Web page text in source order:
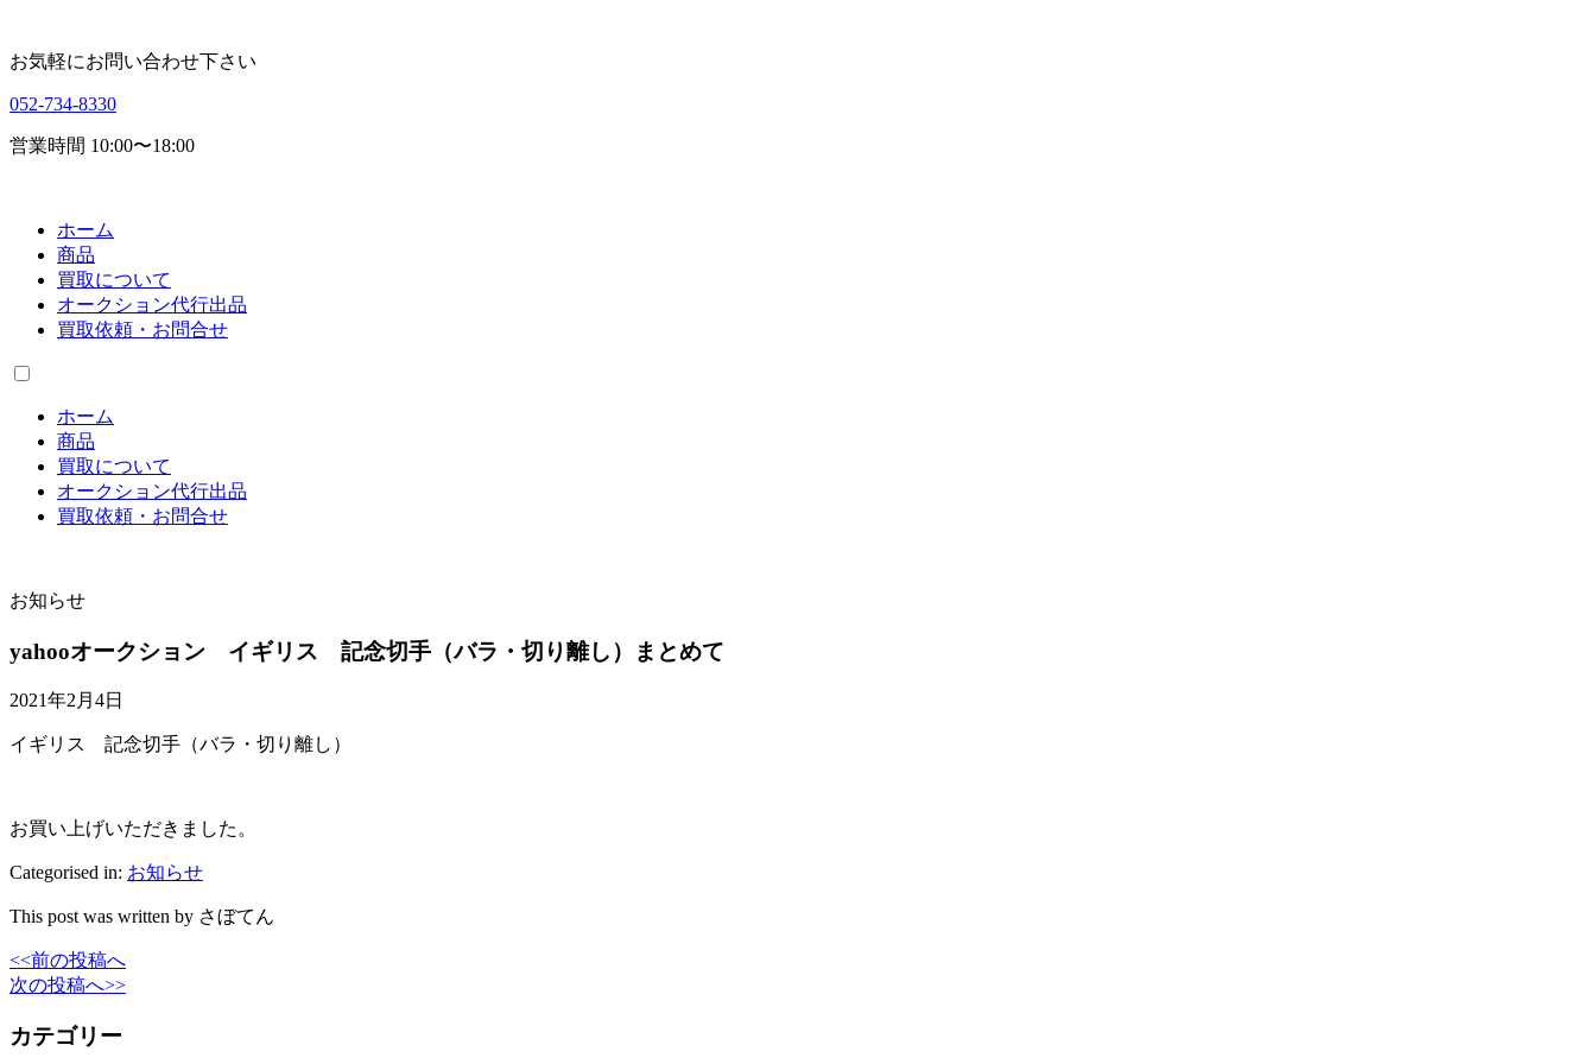
お気軽にお問い合わせ下さい
052-734-8330
営業時間 10:00〜18:00
ホーム
商品
買取について
オークション代行出品
買取依頼・お問合せ
ホーム
商品
買取について
オークション代行出品
買取依頼・お問合せ
お知らせ
yahooオークション イギリス 記念切手（バラ・切り離し）まとめて
2021年2月4日
イギリス 記念切手（バラ・切り離し）
お買い上げいただきました。
Categorised in: お知らせ
This post was written by さぼてん
<<前の投稿へ
次の投稿へ>>
カテゴリー